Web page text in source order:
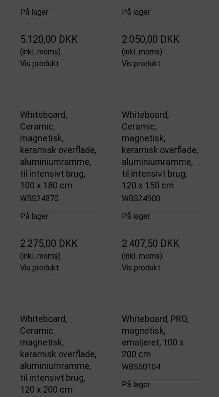
På lager
5.120,00 DKK
(inkl. moms)
Vis produkt
På lager
2.050,00 DKK
(inkl. moms)
Vis produkt
Whiteboard,
Ceramic,
magnetisk,
keramisk overflade,
aluminiumramme,
til intensivt brug,
100 x 180 cm
WBS24870
På lager
2.275,00 DKK
(inkl. moms)
Vis produkt
Whiteboard,
Ceramic,
magnetisk,
keramisk overflade,
aluminiumramme,
til intensivt brug,
120 x 150 cm
WBS24900
På lager
2.407,50 DKK
(inkl. moms)
Vis produkt
Whiteboard,
Ceramic,
magnetisk,
keramisk overflade,
aluminiumramme,
til intensivt brug,
120 x 200 cm
Whiteboard, PRO,
magnetisk,
emaljeret, 100 x
200 cm
WBS60104
På lager